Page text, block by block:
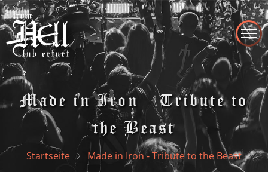
Direkt
zum
Inhalt
Made in Iron - Tribute to
the Beast
Startseite Made in Iron - Tribute to the Beast